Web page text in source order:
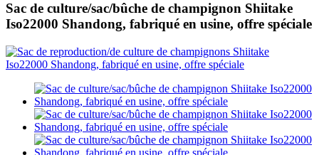
Sac de culture/sac/bûche de champignon Shiitake
Iso22000 Shandong, fabriqué en usine, offre spéciale